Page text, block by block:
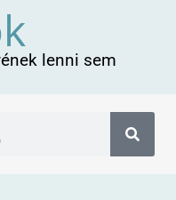
lenni sem